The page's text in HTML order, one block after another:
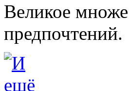
Великое
предпочтений.